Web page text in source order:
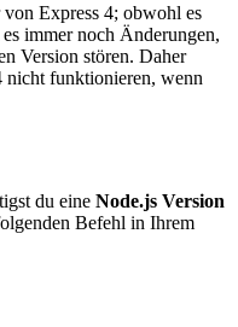
Express 4; obwohl es
immer noch Änderungen,
Version stören. Daher
nicht funktionieren, wenn
du eine Node.js Version
Befehl in Ihrem